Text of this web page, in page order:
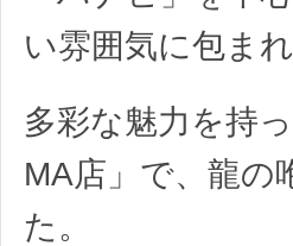
い雰囲気に包ま
多彩な魅力を持
MA店」で、龍の
た。